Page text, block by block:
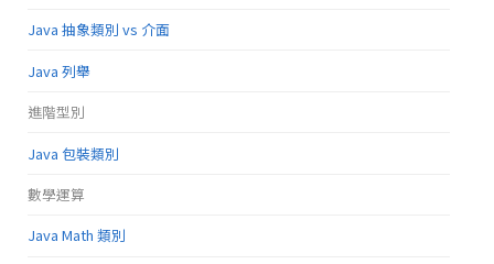
Java 抽象類別 vs 介面
Java 列舉
進階型別
Java 包裝類別
數學運算
Java Math 類別